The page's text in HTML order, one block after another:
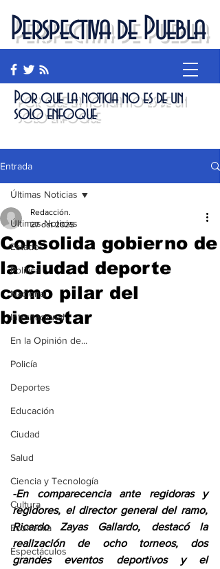
Perspectiva de Puebla
Por que la noticia no es de un
solo enfoque
Entrada
Últimas Noticias
Estado
Política
Nacional
Internacional
En la Opinión de...
Policía
Deportes
Educación
Ciudad
Salud
Ciencia y Tecnología
Cultura
Economía
Espectáculos
Últimas Noticias
Consolida gobierno de
la ciudad deporte
como pilar del
bienestar
Redacción.
27 oct 2025
-En comparecencia ante regidoras y
regidores, el director general del ramo,
Ricardo Zayas Gallardo, destacó la
realización de ocho torneos, dos
grandes eventos deportivos y el